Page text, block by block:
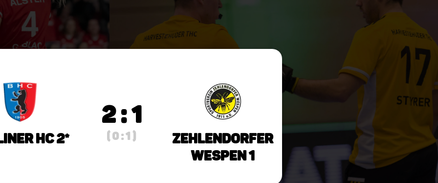
HC 2*
2 : 1
( 0 : 1 )
Zehlendorfer
Wespen 1